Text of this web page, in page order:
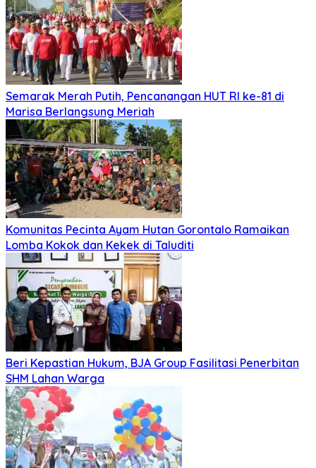
Semarak Merah Putih, Pencanangan HUT RI ke-81 di
Marisa Berlangsung Meriah
Komunitas Pecinta Ayam Hutan Gorontalo Ramaikan
Lomba Kokok dan Kekek di Taluditi
Beri Kepastian Hukum, BJA Group Fasilitasi Penerbitan
SHM Lahan Warga